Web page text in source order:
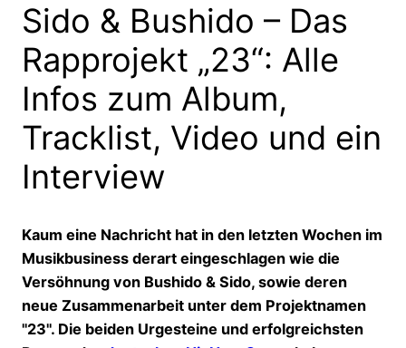
Sido & Bushido – Das
Rapprojekt „23“: Alle
Infos zum Album,
Tracklist, Video und ein
Interview
Kaum eine Nachricht hat in den letzten Wochen im
Musikbusiness derart eingeschlagen wie die
Versöhnung von Bushido & Sido, sowie deren
neue Zusammenarbeit unter dem Projektnamen
"23". Die beiden Urgesteine und erfolgreichsten